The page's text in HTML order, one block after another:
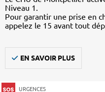
Niveau 1.
Pour garantir une prise en
appelez le 15 avant tout
EN SAVOIR PLUS
URGENCES